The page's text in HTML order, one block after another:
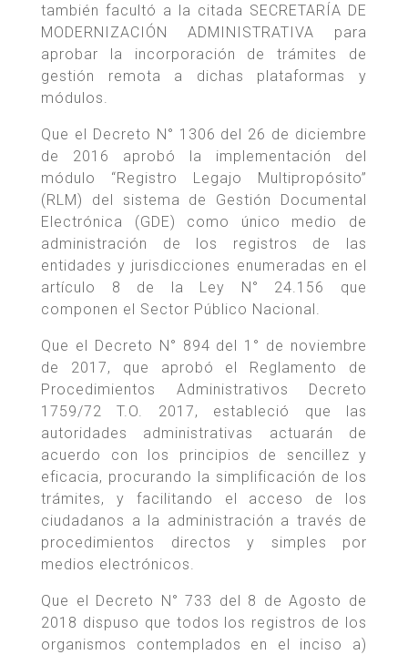
también facultó a la citada SECRETARÍA DE
MODERNIZACIÓN ADMINISTRATIVA para
aprobar la incorporación de trámites de
gestión remota a dichas plataformas y
módulos.
Que el Decreto N° 1306 del 26 de diciembre
de 2016 aprobó la implementación del
módulo “Registro Legajo Multipropósito”
(RLM) del sistema de Gestión Documental
Electrónica (GDE) como único medio de
administración de los registros de las
entidades y jurisdicciones enumeradas en el
artículo 8 de la Ley N° 24.156 que
componen el Sector Público Nacional.
Que el Decreto N° 894 del 1° de noviembre
de 2017, que aprobó el Reglamento de
Procedimientos Administrativos Decreto
1759/72 T.O. 2017, estableció que las
autoridades administrativas actuarán de
acuerdo con los principios de sencillez y
eficacia, procurando la simplificación de los
trámites, y facilitando el acceso de los
ciudadanos a la administración a través de
procedimientos directos y simples por
medios electrónicos.
Que el Decreto N° 733 del 8 de Agosto de
2018 dispuso que todos los registros de los
organismos contemplados en el inciso a)